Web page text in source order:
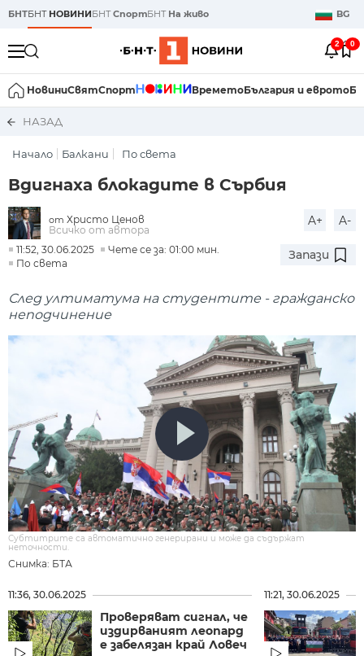
БНТБНТ НОВИНИБНТСпортБНТ На живо BG
2 0
НовиниСвятСпорт ВреметоБългария и еврото
НАЗАД
Начало Балкани По света
Вдигнаха блокадите в Сърбия
от Христо Ценов
Всичко от автора
A+ A-
11:52, 30.06.2025
Чете се за: 01:00 мин.
По света
Запази
След ултиматума на студентите - гражданско
неподчинение
Снимка: БТА
Субтитрите са автоматично генерирани и може да съдържат
неточности.
11:36, 30.06.2025
Проверяват сигнал, че
издирваният леопард
е забелязан край Ловеч
11:21, 30.06.2025